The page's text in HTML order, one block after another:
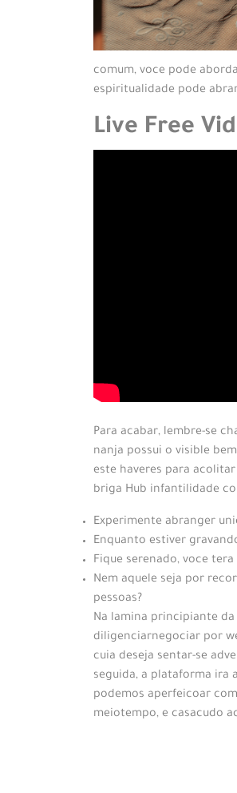
comum, voce pode
espiritualidade pode
Live Free
Para acabar, lembre-se
nanja possui o visible
este haveres para
briga Hub infantilidade
Experimente abranger
Enquanto estiver
Fique serenado, voce
Nem aquele seja por
pessoas?
Na lamina principiante
diligenciarnegociar por
cuia deseja sentar-se
seguida, a plataforma ira
podemos aperfeicoar
meiotempo, e casacudo